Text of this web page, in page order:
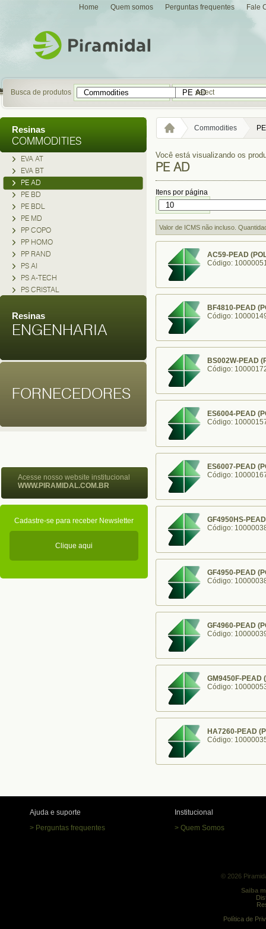
Home Quem somos Perguntas frequentes Fale
Busca de produtos select
Resinas
COMMODITIES
EVA AT
EVA BT
PE AD
PE BD
PE BDL
PE MD
PP COPO
PP HOMO
PP RAND
PS AI
PS A-TECH
PS CRISTAL
Resinas
ENGENHARIA
FORNECEDORES
Acesse nosso website institucional
WWW.PIRAMIDAL.COM.BR
Cadastre-se para receber Newsletter
Clique aqui
Commodities
Você está visualizando os
PE AD
Itens por página
Valor de ICMS não incluso.
AC59-PEAD
Código:
BF4810-PEAD
Código:
BS002W-PEAD
Código:
ES6004-PEAD
Código:
ES6007-PEAD
Código:
GF4950HS-
Código:
GF4950-PEAD
Código:
GF4960-PEAD
Código:
GM9450F-PEAD
Código:
HA7260-PEAD
Código:
Ajuda e suporte
> Perguntas frequentes
Institucional
> Quem Somos
© 2026
Saiba
Política de